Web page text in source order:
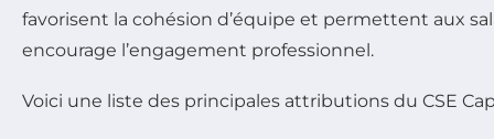
favorisent la cohésion d’équipe et permettent aux
encourage l’engagement professionnel.
Voici une liste des principales attributions du CSE